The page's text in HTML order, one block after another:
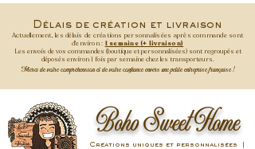
Délais de création et livraison
Actuellement, les délais de créations personnalisées après commande sont
d'environ : 1 semaine (+ livraison)
Les envois de vos commandes (boutique et personnalisées) sont regroupés et
déposés environ 1 fois par semainechez les transporteurs.
Merci de votre compréhension et de votre confiance envers une petite entreprise française !
Boho Sweet Home
Créations uniques et personnalisées |